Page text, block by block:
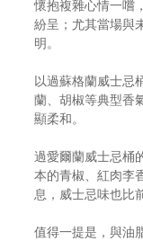
懷抱複雜心情一嚐
紛呈；尤其當場與
明。
以過蘇格蘭威士忌
蘭、胡椒等典型香
顯柔和。
過愛爾蘭威士忌桶
本的青椒、紅肉李
息，威士忌味也比
值得一提是，與油